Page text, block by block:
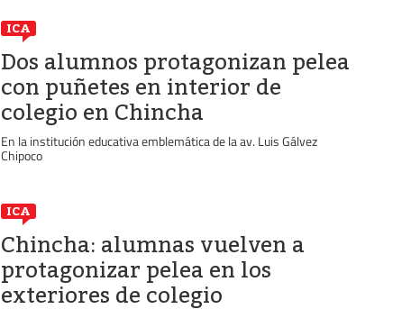
ICA
Dos alumnos protagonizan pelea
con puñetes en interior de
colegio en Chincha
En la institución educativa emblemática de la av. Luis Gálvez
Chipoco
ICA
Chincha: alumnas vuelven a
protagonizar pelea en los
exteriores de colegio